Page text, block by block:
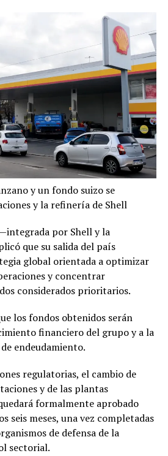
y un fondo suizo se
y la refinería de Shell
por Shell y la
que su salida del país
global orientada a optimizar
y concentrar
considerados prioritarios.
los fondos obtenidos serán
financiero del grupo y a la
endeudamiento.
regulatorias, el cambio de
y de las plantas
formalmente aprobado
seis meses, una vez completadas
de defensa de la
sectorial.